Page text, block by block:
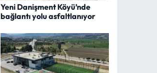
Yeni Danişment Köyü’nde
bağlantı yolu asfaltlanıyor